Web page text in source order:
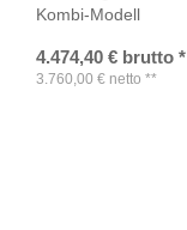
Kombi-Modell
4.474,40 € brutto *
3.760,00 € netto **